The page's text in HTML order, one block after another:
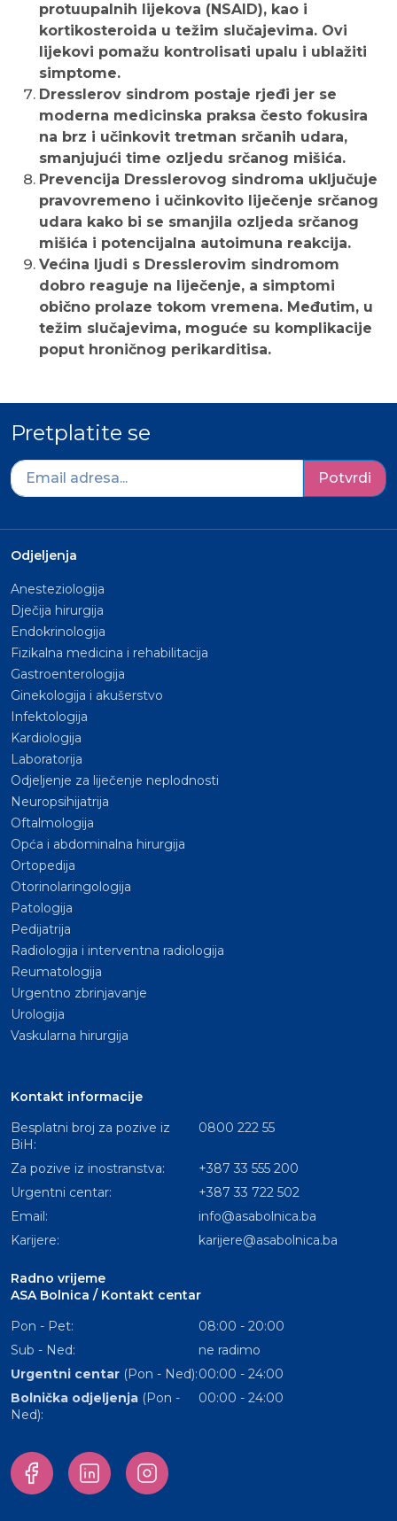
protuupalnih lijekova (NSAID), kao i
kortikosteroida u težim slučajevima. Ovi
lijekovi pomažu kontrolisati upalu i ublažiti
simptome.
Dresslerov sindrom postaje rjeđi jer se
moderna medicinska praksa često fokusira
na brz i učinkovit tretman srčanih udara,
smanjujući time ozljedu srčanog mišića.
Prevencija Dresslerovog sindroma uključuje
pravovremeno i učinkovito liječenje srčanog
udara kako bi se smanjila ozljeda srčanog
mišića i potencijalna autoimuna reakcija.
Većina ljudi s Dresslerovim sindromom
dobro reaguje na liječenje, a simptomi
obično prolaze tokom vremena. Međutim, u
težim slučajevima, moguće su komplikacije
poput hroničnog perikarditisa.
Pretplatite se
Potvrdi
Odjeljenja
Anesteziologija
Dječija hirurgija
Endokrinologija
Fizikalna medicina i rehabilitacija
Gastroenterologija
Ginekologija i akušerstvo
Infektologija
Kardiologija
Laboratorija
Odjeljenje za liječenje neplodnosti
Neuropsihijatrija
Oftalmologija
Opća i abdominalna hirurgija
Ortopedija
Otorinolaringologija
Patologija
Pedijatrija
Radiologija i interventna radiologija
Reumatologija
Urgentno zbrinjavanje
Urologija
Vaskularna hirurgija
Kontakt informacije
Besplatni broj za pozive iz
BiH:
0800 222 55
Za pozive iz inostranstva:
+387 33 555 200
Urgentni centar:
+387 33 722 502
Email:
info@asabolnica.ba
Karijere:
karijere@asabolnica.ba
Radno vrijeme
ASA Bolnica / Kontakt centar
Pon - Pet:
08:00 - 20:00
Sub - Ned:
ne radimo
Urgentni centar (Pon - Ned):00:00 - 24:00
Bolnička odjeljenja (Pon -
Ned):
00:00 - 24:00